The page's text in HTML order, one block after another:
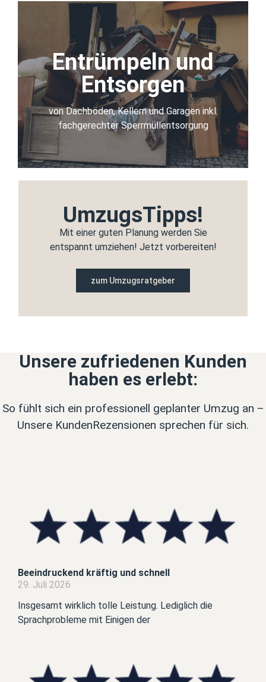
Entrümpeln und
Entsorgen
von Dachböden, Kellern und Garagen inkl.
fachgerechter Sperrmüllentsorgung
Entrümpeln und
Entsorgen
Sperrmüllentsorgung
mehr Infos
UmzugsTipps!
Mit einer guten Planung werden Sie
entspannt umziehen! Jetzt vorbereiten!
zum Umzugsratgeber
Unsere zufriedenen Kunden
haben es erlebt:
So fühlt sich ein professionell geplanter Umzug an –
Unsere KundenRezensionen sprechen für sich.
Beeindruckend kräftig und schnell
29. Juli 2026
Insgesamt wirklich tolle Leistung. Lediglich die
Sprachprobleme mit Einigen der